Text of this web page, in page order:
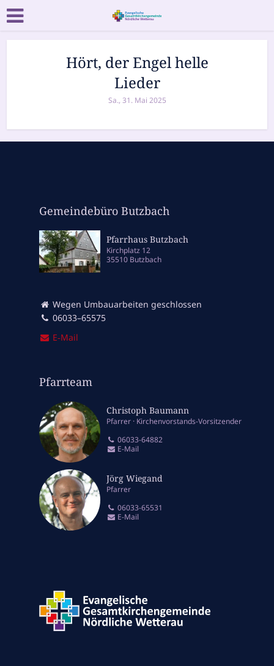
Hört, der Engel helle
Lieder
Sa., 31. Mai 2025
Gemeindebüro Butzbach
Pfarrhaus Butzbach
Kirchplatz 12
35510 Butzbach
Wegen Umbauarbeiten geschlossen
06033–65575
E‑Mail
Pfarrteam
Christoph Baumann
Pfarrer Kirchenvorstands-Vorsitzender
06033-64882
E-Mail
Jörg Wiegand
Pfarrer
06033-65531
E-Mail